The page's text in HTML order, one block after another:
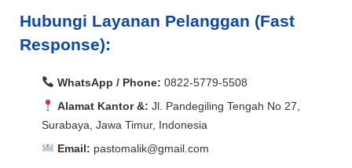
Hubungi Layanan Pelanggan (Fast
Response):
WhatsApp / Phone: 0822-5779-5508
Alamat Kantor &: Jl. Pandegiling Tengah No 27,
Surabaya, Jawa Timur, Indonesia
Email: pastomalik@gmail.com